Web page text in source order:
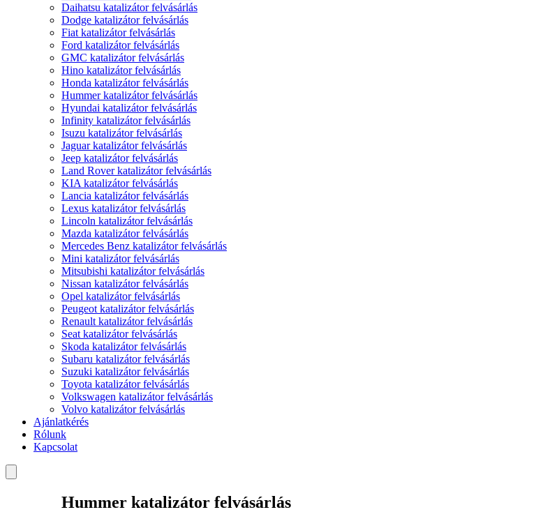
Daihatsu katalizátor felvásárlás
Dodge katalizátor felvásárlás
Fiat katalizátor felvásárlás
Ford katalizátor felvásárlás
GMC katalizátor felvásárlás
Hino katalizátor felvásárlás
Honda katalizátor felvásárlás
Hummer katalizátor felvásárlás
Hyundai katalizátor felvásárlás
Infinity katalizátor felvásárlás
Isuzu katalizátor felvásárlás
Jaguar katalizátor felvásárlás
Jeep katalizátor felvásárlás
Land Rover katalizátor felvásárlás
KIA katalizátor felvásárlás
Lancia katalizátor felvásárlás
Lexus katalizátor felvásárlás
Lincoln katalizátor felvásárlás
Mazda katalizátor felvásárlás
Mercedes Benz katalizátor felvásárlás
Mini katalizátor felvásárlás
Mitsubishi katalizátor felvásárlás
Nissan katalizátor felvásárlás
Opel katalizátor felvásárlás
Peugeot katalizátor felvásárlás
Renault katalizátor felvásárlás
Seat katalizátor felvásárlás
Skoda katalizátor felvásárlás
Subaru katalizátor felvásárlás
Suzuki katalizátor felvásárlás
Toyota katalizátor felvásárlás
Volkswagen katalizátor felvásárlás
Volvo katalizátor felvásárlás
Ajánlatkérés
Rólunk
Kapcsolat
Hummer katalizátor felvásárlás